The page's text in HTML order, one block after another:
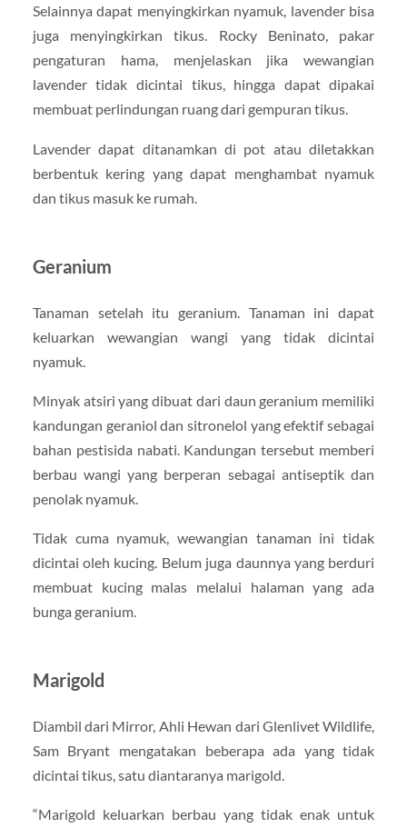
Selainnya dapat menyingkirkan nyamuk, lavender bisa
juga menyingkirkan tikus. Rocky Beninato, pakar
pengaturan hama, menjelaskan jika wewangian
lavender tidak dicintai tikus, hingga dapat dipakai
membuat perlindungan ruang dari gempuran tikus.
Lavender dapat ditanamkan di pot atau diletakkan
berbentuk kering yang dapat menghambat nyamuk
dan tikus masuk ke rumah.
Geranium
Tanaman setelah itu geranium. Tanaman ini dapat
keluarkan wewangian wangi yang tidak dicintai
nyamuk.
Minyak atsiri yang dibuat dari daun geranium memiliki
kandungan geraniol dan sitronelol yang efektif sebagai
bahan pestisida nabati. Kandungan tersebut memberi
berbau wangi yang berperan sebagai antiseptik dan
penolak nyamuk.
Tidak cuma nyamuk, wewangian tanaman ini tidak
dicintai oleh kucing. Belum juga daunnya yang berduri
membuat kucing malas melalui halaman yang ada
bunga geranium.
Marigold
Diambil dari Mirror, Ahli Hewan dari Glenlivet Wildlife,
Sam Bryant mengatakan beberapa ada yang tidak
dicintai tikus, satu diantaranya marigold.
“Marigold keluarkan berbau yang tidak enak untuk